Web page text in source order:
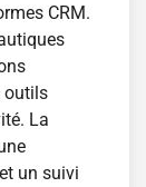
CRM.
outils
La
un suivi